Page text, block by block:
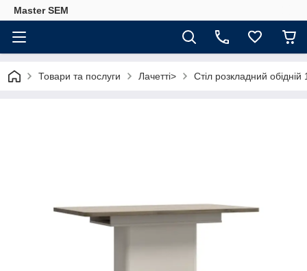
Master SEM
Товари та послуги Лачетті> Стіл розкладний